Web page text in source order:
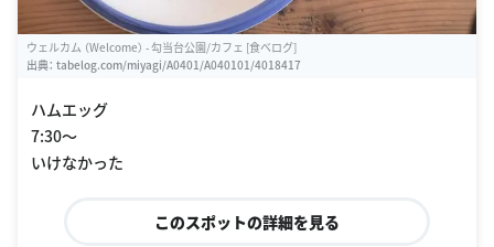
ウェルカム （Welcome） - 勾当台公園/カフェ [食べログ]
出典： tabelog.com/miyagi/A0401/A040101/4018417
ハムエッグ
7:30〜
いけなかった
このスポットの詳細を見る